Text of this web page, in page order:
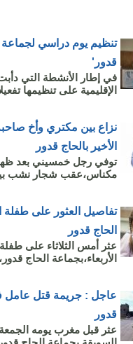
تنظيم يوم دراسي لجماعة
قدور'
في إطار الأنشطة التي
الإقليمية على تنظيمها
نزاع بين مكتري وأخ
الأخير بالحاج قدور
توفي رجل خمسيني بعد
مكناس،عقب شجار نشب
تفاصيل العثور على طفلة
الحاج قدور
عثر أمس الثلاثاء على
الأربعاء،بجماعة الحاج
عاجل : جريمة قتل عامل
قدور
عثر قبل مغرب يومه